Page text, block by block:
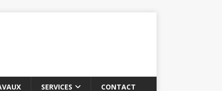
SERVICES CONTACT